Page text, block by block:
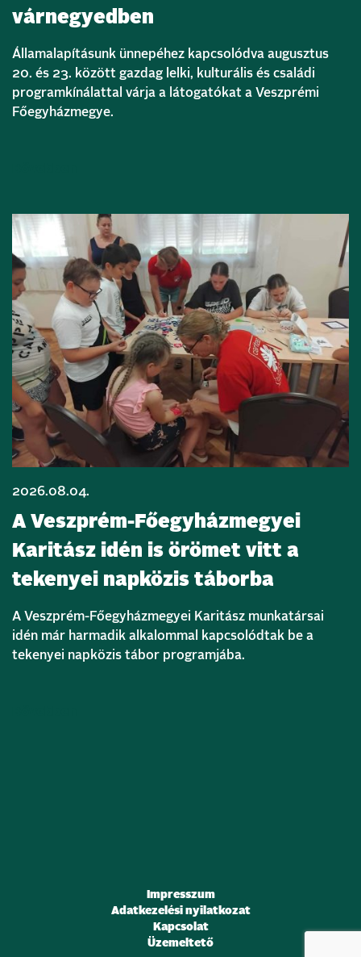
várnegyedben
Államalapításunk ünnepéhez kapcsolódva augusztus
20. és 23. között gazdag lelki, kulturális és családi
programkínálattal várja a látogatókat a Veszprémi
Főegyházmegye.
2026.08.04.
A Veszprém-Főegyházmegyei
Karitász idén is örömet vitt a
tekenyei napközis táborba
A Veszprém-Főegyházmegyei Karitász munkatársai
idén már harmadik alkalommal kapcsolódtak be a
tekenyei napközis tábor programjába.
Impresszum
Adatkezelési nyilatkozat
Kapcsolat
Üzemeltető